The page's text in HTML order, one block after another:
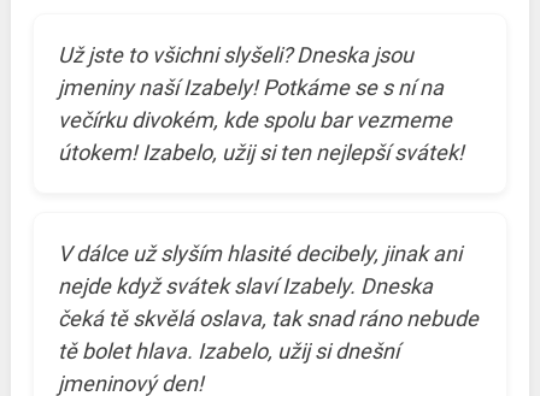
Už jste to všichni slyšeli? Dneska jsou
jmeniny naší Izabely! Potkáme se s ní na
večírku divokém, kde spolu bar vezmeme
útokem! Izabelo, užij si ten nejlepší svátek!
V dálce už slyším hlasité decibely, jinak ani
nejde když svátek slaví Izabely. Dneska
čeká tě skvělá oslava, tak snad ráno nebude
tě bolet hlava. Izabelo, užij si dnešní
jmeninový den!